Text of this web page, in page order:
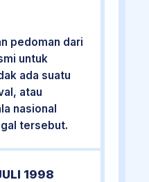
pedoman dari
untuk
ada suatu
atau
nasional
tersebut.
1998